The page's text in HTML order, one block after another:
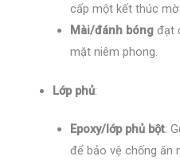
cấp một kết thúc
Mài/đánh bóng đạt
mặt niêm phong.
Lớp phủ:
Epoxy/lớp phủ bột:
để bảo vệ chống ăn